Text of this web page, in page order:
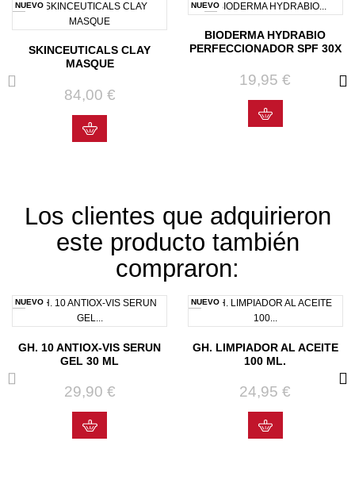
NUEVO
SKINCEUTICALS CLAY
MASQUE
Precio
84,00 €
NUEVO
BIODERMA HYDRABIO
PERFECCIONADOR SPF 30X
Precio
19,95 €
Los clientes que adquirieron
este producto también
compraron:
NUEVO
GH. 10 ANTIOX-VIS SERUN
GEL 30 ML
Precio
29,90 €
NUEVO
GH. LIMPIADOR AL ACEITE
100 ML.
Precio
24,95 €